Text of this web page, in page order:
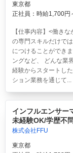
東京都
正社員：時給1,700円
【仕事内容】<働き
の専門スキルだけで
につけることができ
ングなど、 どんな業
経験からスタートし
ション業務を通じて...
インフルエンサー
未経験OK/学歴不
株式会社FFU
東京都